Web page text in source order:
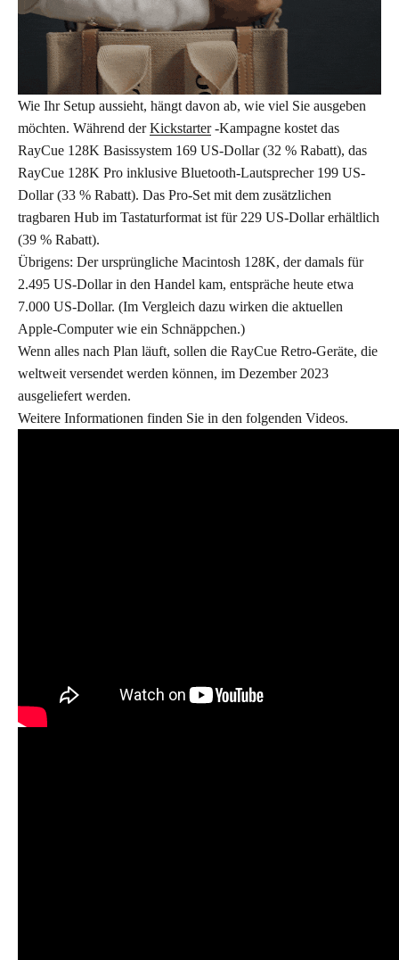
Wie Ihr Setup aussieht, hängt davon ab, wie viel Sie ausgeben
möchten. Während derKickstarter-Kampagne kostet das
RayCue 128K Basissystem 169 US-Dollar (32 % Rabatt), das
RayCue 128K Pro inklusive Bluetooth-Lautsprecher 199 US-
Dollar (33 % Rabatt). Das Pro-Set mit dem zusätzlichen
tragbaren Hub im Tastaturformat ist für 229 US-Dollar erhältlich
(39 % Rabatt).
Übrigens: Der ursprüngliche Macintosh 128K, der damals für
2.495 US-Dollar in den Handel kam, entspräche heute etwa
7.000 US-Dollar. (Im Vergleich dazu wirken die aktuellen
Apple-Computer wie ein Schnäppchen.)
Wenn alles nach Plan läuft, sollen die RayCue Retro-Geräte, die
weltweit versendet werden können, im Dezember 2023
ausgeliefert werden.
Weitere Informationen finden Sie in den folgenden Videos.